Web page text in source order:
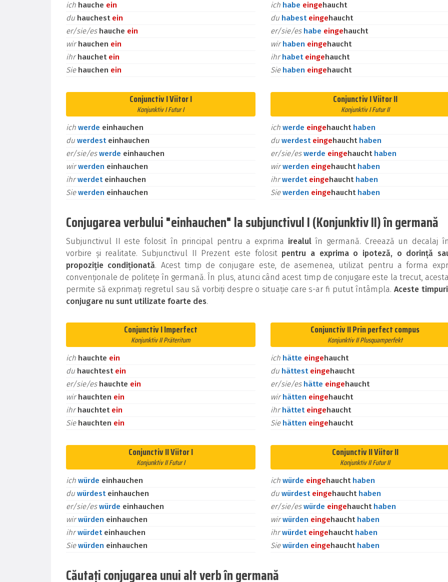
ich hauche ein
du hauchest ein
er/sie/es hauche ein
wirhauchen ein
ihrhauchet ein
Sie hauchen ein
ich habe eingehaucht
du habest eingehaucht
er/sie/es habe eingehaucht
wirhaben eingehaucht
ihrhabet eingehaucht
Sie haben eingehaucht
Conjunctiv I Viitor I
Konjunktiv I Futur I
ich werde einhauchen
du werdest einhauchen
er/sie/eswerde einhauchen
wirwerden einhauchen
ihrwerdet einhauchen
Siewerden einhauchen
Conjunctiv I Viitor II
Konjunktiv I Futur II
ich werde eingehaucht haben
du werdest eingehaucht haben
er/sie/eswerde eingehaucht haben
wirwerden eingehaucht haben
ihrwerdet eingehaucht haben
Siewerden eingehaucht haben
Conjugarea verbului "einhauchen" la subjunctivul I (Konjunktiv II) în germană
Subjunctivul II este folosit în principal pentru a exprima irealulîn germană. Creează un decalaj
vorbire și realitate. Subjunctivul II Prezent este folosit pentru a exprima o ipoteză, o dorință
propoziție condiționată. Acest timp de conjugare este, de asemenea, utilizat pentru a forma
convenționale de politețe în germană. În plus, atunci când acest timp de conjugare este la trecut,
permite să exprimați regretul sau să vorbiți despre o situație care s-ar fi putut întâmpla.Aceste
conjugare nu sunt utilizate foarte des.
Conjunctiv I Imperfect
Konjunktiv II Präteritum
ich hauchte ein
du hauchtest ein
er/sie/es hauchte ein
wirhauchten ein
ihrhauchtet ein
Sie hauchten ein
Conjunctiv II Prin perfect compus
Konjunktiv II Plusquamperfekt
ich hätte eingehaucht
du hättest eingehaucht
er/sie/es hätte eingehaucht
wirhätten eingehaucht
ihrhättet eingehaucht
Sie hätten eingehaucht
Conjunctiv II Viitor I
Konjunktiv II Futur I
ich würde einhauchen
du würdest einhauchen
er/sie/eswürde einhauchen
wirwürden einhauchen
ihrwürdet einhauchen
Siewürden einhauchen
Conjunctiv II Viitor II
Konjunktiv II Futur II
ich würde eingehaucht haben
du würdest eingehaucht haben
er/sie/eswürde eingehaucht haben
wirwürden eingehaucht haben
ihrwürdet eingehaucht haben
Siewürden eingehaucht haben
Căutați conjugarea unui alt verb în germană